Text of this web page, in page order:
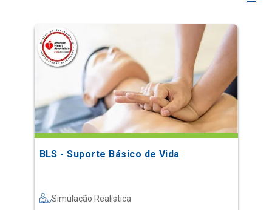
BLS - Suporte Básico de Vida
Simulação Realística